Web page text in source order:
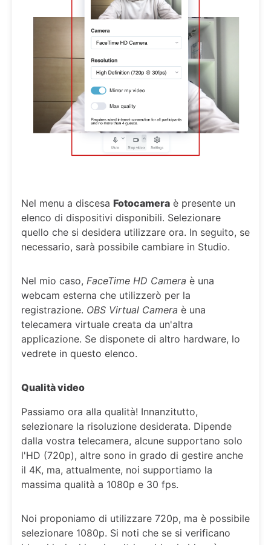
Nel menu a discesa Fotocamera è presente un
elenco di dispositivi disponibili. Selezionare
quello che si desidera utilizzare ora. In seguito, se
necessario, sarà possibile cambiare in Studio.
Nel mio caso, FaceTime HD Camera è una
webcam esterna che utilizzerò per la
registrazione. OBS Virtual Camera è una
telecamera virtuale creata da un'altra
applicazione. Se disponete di altro hardware, lo
vedrete in questo elenco.
Qualità video
Passiamo ora alla qualità! Innanzitutto,
selezionare la risoluzione desiderata. Dipende
dalla vostra telecamera, alcune supportano solo
l'HD (720p), altre sono in grado di gestire anche
il 4K, ma, attualmente, noi supportiamo la
massima qualità a 1080p e 30 fps.
Noi proponiamo di utilizzare 720p, ma è possibile
selezionare 1080p. Si noti che se si verificano